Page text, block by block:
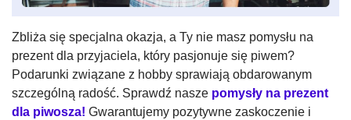
Zbliża się specjalna okazja, a Ty nie masz pomysłu na
prezent dla przyjaciela, który pasjonuje się piwem?
Podarunki związane z hobby sprawiają obdarowanym
szczególną radość. Sprawdź nasze pomysły na prezent
dla piwosza! Gwarantujemy pozytywne zaskoczenie i